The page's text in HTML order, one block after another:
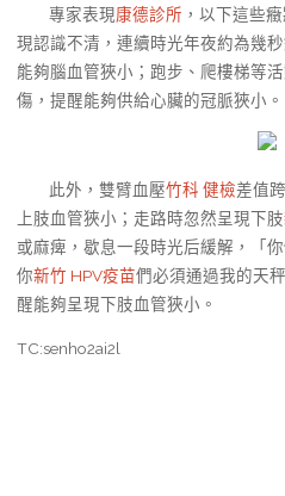
專家表現康德診所 ，以下這些
現認識不清，連續時光年夜約為幾
能夠腦血管狹小；跑步、爬樓梯等
傷，提醒能夠供給心臟的冠脈狹小。
此外，雙臂血壓竹科 健檢差值
上肢血管狹小；走路時忽然呈現下肢
或麻痺，歇息一段時光后緩解，「
你新竹 HPV疫苗們必須通過我的天
醒能夠呈現下肢血管狹小。
TC:senho2ai2l